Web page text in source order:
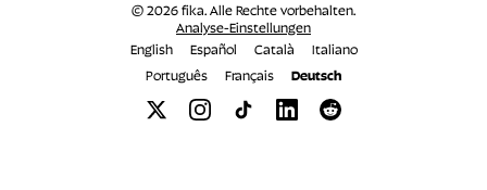
© 2026 fika. Alle Rechte vorbehalten.
Analyse-Einstellungen
English
Español Català
Italiano
Português
Français Deutsch